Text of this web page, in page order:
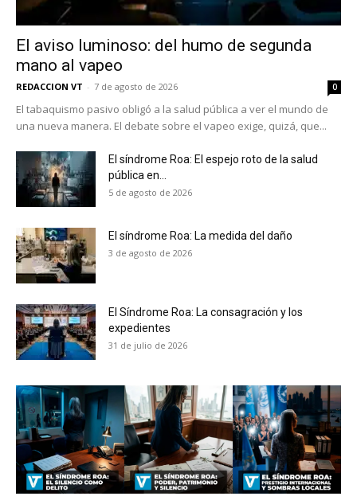
No te pierdas de las
últimas noticias
Suscríbete a nuestro boletín diario y
recibe todas las noticias del vapeo y la
reducción de daños en tu correo
electrónico.
Subscribe to our daily clipping and
receive all the news of vaping and
El aviso luminoso: del humo de segunda
mano al vapeo
REDACCION VT - 7 de agosto de 2026 0
El tabaquismo pasivo obligó a la salud pública a ver el mundo de
una nueva manera. El debate sobre el vapeo exige, quizá, que...
El síndrome Roa: El espejo roto de la salud
pública en...
5 de agosto de 2026
El síndrome Roa: La medida del daño
3 de agosto de 2026
El Síndrome Roa: La consagración y los
expedientes
31 de julio de 2026